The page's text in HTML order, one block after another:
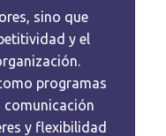
sino que
y el
programas
comunicación
y flexibilidad